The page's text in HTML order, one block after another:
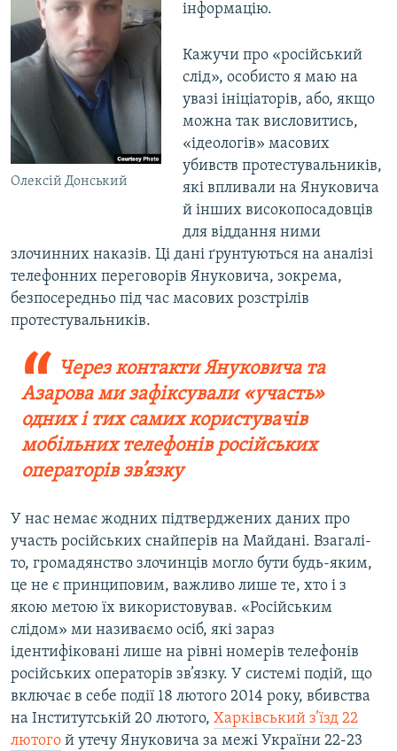
Олексій Донський
інформацію.
Кажучи про «російський
слід», особисто я маю на
увазі ініціаторів, або, якщо
можна так висловитись,
«ідеологів» масових
убивств протестувальників,
які впливали на Януковича
й інших високопосадовців
для віддання ними
злочинних наказів. Ці дані ґрунтуються на аналізі
телефонних переговорів Януковича, зокрема,
безпосередньо під час масових розстрілів
протестувальників.
Через контакти Януковича та
Азарова ми зафіксували «участь»
одних і тих самих користувачів
мобільних телефонів російських
операторів зв’язку
У нас немає жодних підтверджених даних про
участь російських снайперів на Майдані. Взагалі-
то, громадянство злочинців могло бути будь-яким,
це не є принциповим, важливо лише те, хто і з
якою метою їх використовував. «Російським
слідом» ми називаємо осіб, які зараз
ідентифіковані лише на рівні номерів телефонів
російських операторів зв’язку. У системі подій, що
включає в себе події 18 лютого 2014 року, вбивства
на Інститутській 20 лютого, Харківський з’їзд 22
лютого й утечу Януковича за межі України 22-23